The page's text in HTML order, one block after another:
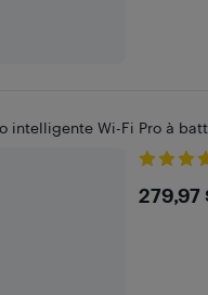
intelligente Wi-Fi Pro à
279,97